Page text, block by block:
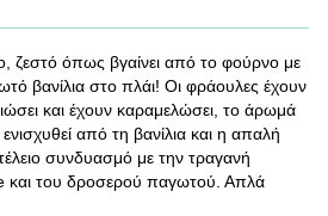
ζεστό όπως βγαίνει από το φούρνο με
βανίλια στο πλάι! Οι φράουλες έχουν
και έχουν καραμελώσει, το άρωμά
ενισχυθεί από τη βανίλια και η απαλή
συνδυασμό με την τραγανή
και του δροσερού παγωτού. Απλά